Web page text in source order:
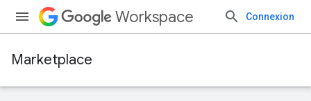
Workspace Connexion
Marketplace